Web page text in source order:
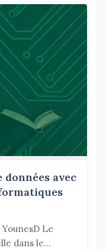
données avec
Le
dans le...